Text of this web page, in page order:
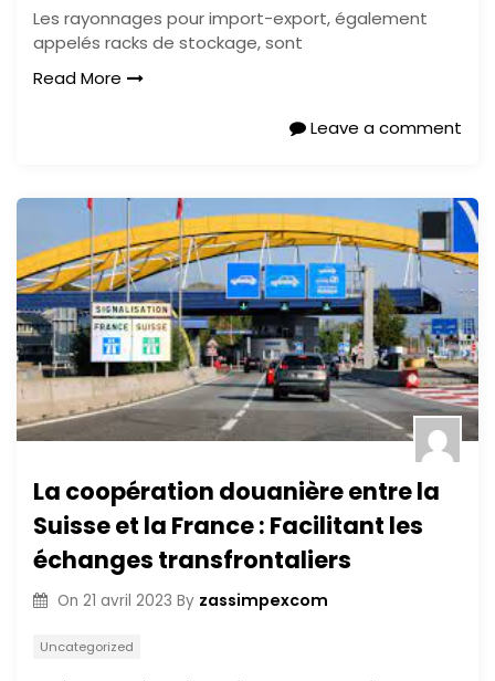
Les rayonnages pour import-export, également
appelés racks de stockage, sont
Read More
Leave a comment
La coopération douanière entre la
Suisse et la France : Facilitant les
échanges transfrontaliers
On 21 avril 2023 By zassimpexcom
Uncategorized